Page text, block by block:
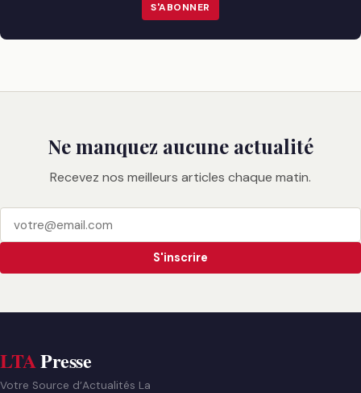
S'ABONNER
Ne manquez aucune actualité
Recevez nos meilleurs articles chaque matin.
S'inscrire
LTAPresse
Votre Source d’Actualités La